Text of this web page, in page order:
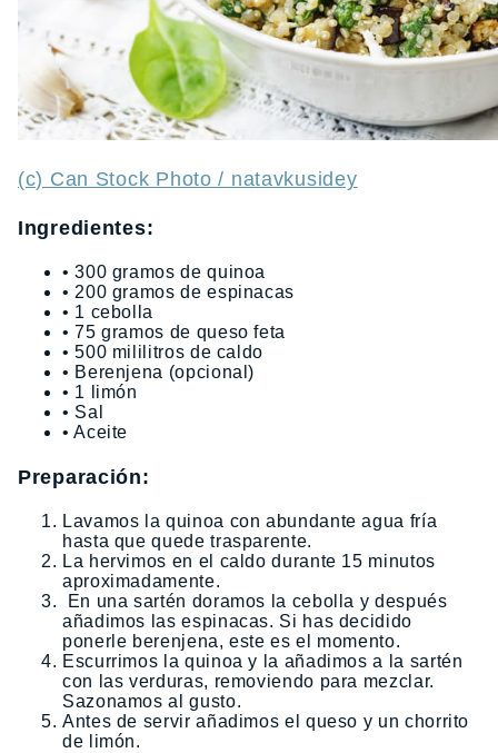
(c) Can Stock Photo / natavkusidey
Ingredientes:
• 300 gramos de quinoa
• 200 gramos de espinacas
• 1 cebolla
• 75 gramos de queso feta
• 500 mililitros de caldo
• Berenjena (opcional)
• 1 limón
• Sal
• Aceite
Preparación:
Lavamos la quinoa con abundante agua fría
hasta que quede trasparente.
La hervimos en el caldo durante 15 minutos
aproximadamente.
En una sartén doramos la cebolla y después
añadimos las espinacas. Si has decidido
ponerle berenjena, este es el momento.
Escurrimos la quinoa y la añadimos a la sartén
con las verduras, removiendo para mezclar.
Sazonamos al gusto.
Antes de servir añadimos el queso y un chorrito
de limón.